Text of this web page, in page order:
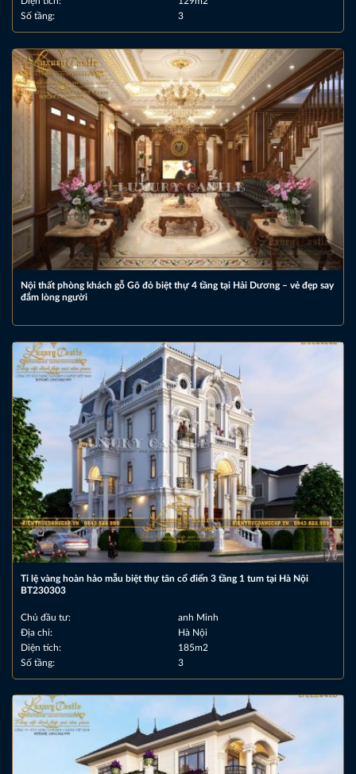
Số tầng:
3
Nội thất phòng khách gỗ Gõ đỏ biệt thự 4 tầng tại Hải Dương – vẻ đẹp say
đắm lòng người
Tỉ lệ vàng hoàn hảo mẫu biệt thự tân cổ điển 3 tầng 1 tum tại Hà Nội
BT230303
Chủ đầu tư:
anh Minh
Địa chỉ:
Hà Nội
Diện tích:
185m2
Số tầng:
3